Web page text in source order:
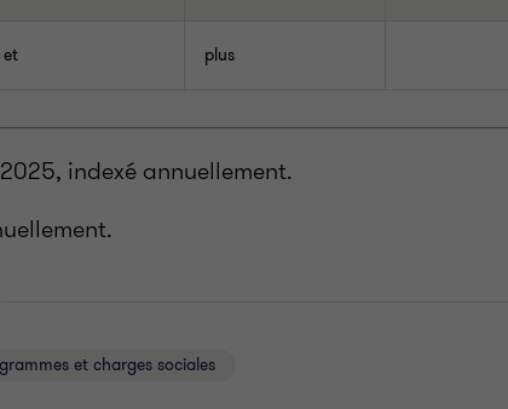
et plus
indexé annuellement.
et charges sociales